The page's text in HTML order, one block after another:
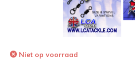
Niet op voorraad